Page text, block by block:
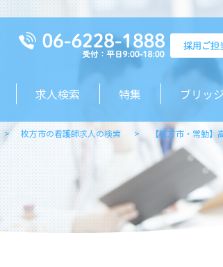
求人検索 特集 ブリッ
枚方市の看護師求人の検索 【枚方市・常勤